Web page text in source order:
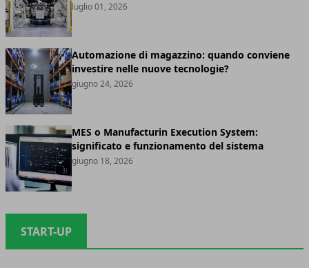
luglio 01, 2026
Automazione di magazzino: quando conviene
investire nelle nuove tecnologie?
giugno 24, 2026
MES o Manufacturin Execution System:
significato e funzionamento del sistema
giugno 18, 2026
START-UP